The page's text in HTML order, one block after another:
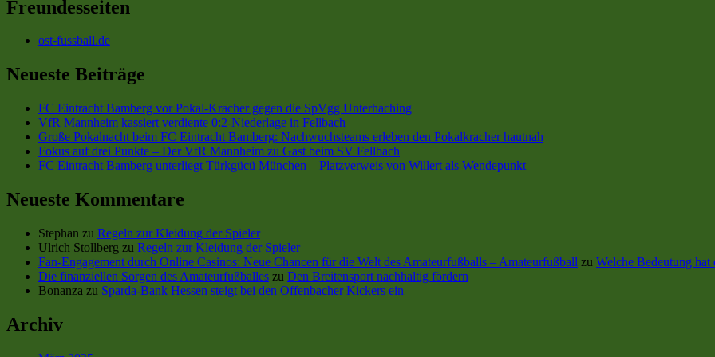
Freundesseiten
ost-fussball.de
Neueste Beiträge
FC Eintracht Bamberg vor Pokal-Kracher gegen die SpVgg Unterhaching
VfR Mannheim kassiert verdiente 0:2-Niederlage in Fellbach
Große Pokalnacht beim FC Eintracht Bamberg: Nachwuchsteams erleben den Pokalkracher hautnah
Fokus auf drei Punkte – Der VfR Mannheim zu Gast beim SV Fellbach
FC Eintracht Bamberg unterliegt Türkgücü München – Platzverweis von Willert als Wendepunkt
Neueste Kommentare
Stephan zu Regeln zur Kleidung der Spieler
Ulrich Stollberg zu Regeln zur Kleidung der Spieler
Fan-Engagement durch Online Casinos: Neue Chancen für die Welt des Amateurfußballs – Amateurfußball zu Welche Bedeutung
Die finanziellen Sorgen des Amateurfußballes zu Den Breitensport nachhaltig fördern
Bonanza zu Sparda-Bank Hessen steigt bei den Offenbacher Kickers ein
Archiv